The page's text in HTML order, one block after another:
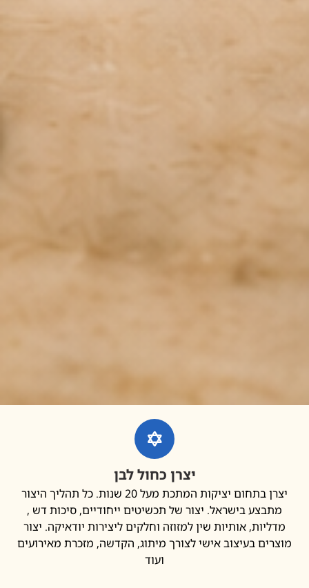
יצרן כחול לבן
יצרן בתחום יציקות המתכת מעל 20 שנות. כל תהליך היצור
בישראל. יצור של תכשיטים ייחודיים, סיכות דש ,
אותיות שין למזוזה וחלקים ליצירות יודאיקה. יצור
בעיצוב אישי לצורך מיתוג, הקדשה, מזכרת מאירועים